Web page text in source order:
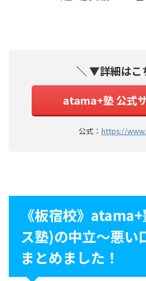
＼ ▼詳細は
atama+塾 公式
公式： https://
《板宿校》
ス塾)の中立〜悪い
まとめました！